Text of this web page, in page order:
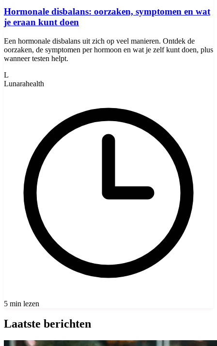
Hormonale disbalans: oorzaken, symptomen en wat
je eraan kunt doen
Een hormonale disbalans uit zich op veel manieren. Ontdek de
oorzaken, de symptomen per hormoon en wat je zelf kunt doen, plus
wanneer testen helpt.
L
Lunarahealth
5 min lezen
Laatste berichten